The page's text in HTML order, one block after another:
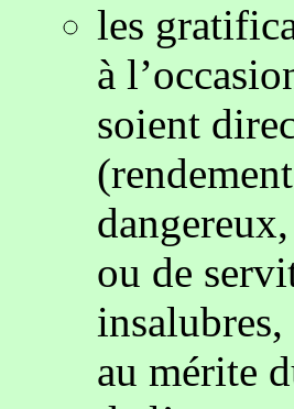
les
à
soient
ou de
au mérite